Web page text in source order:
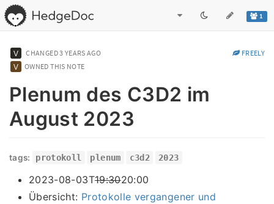
1
CHANGED3 YEARS AGO
FREELY
OWNED THIS NOTE
Plenum des C3D2 im
August 2023
tags: protokoll plenum c3d2 2023
2023-08-03T19:3020:00
Übersicht: Protokolle vergangener und